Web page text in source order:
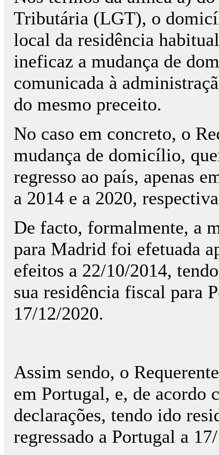
Tributária (LGT), o
local da residência
ineficaz a mudança de
comunicada à
do mesmo preceito.
No caso em concreto, o
mudança de domicílio,
regresso ao país, apenas
a 2014 e a 2020,
De facto, formalmente, a
para Madrid foi efetuada
efeitos a 22/10/2014,
sua residência fiscal para
17/12/2020.
Assim sendo, o
em Portugal, e, de acordo
declarações, tendo ido
regressado a Portugal a